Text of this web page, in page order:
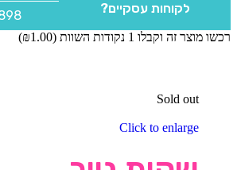
לקוחות עסקיים?
רכשו מוצר זה וקבלו 1 נקודות השוות ( ₪1.00
)
Sold out
Click to enlarge